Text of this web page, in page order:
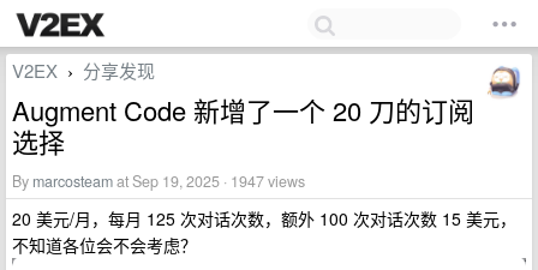
V2EX › 分享发现
Augment Code 新增了一个 20 刀的订阅
选择
By marcosteamat Sep 19, 2025 · 1947 views
20 美元/月，每月 125 次对话次数，额外 100 次对话次数 15 美元，
不知道各位会不会考虑？